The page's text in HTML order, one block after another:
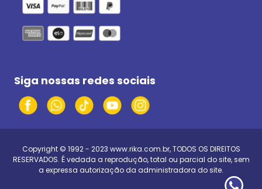
Siga nossas redes sociais
Copyright © 1992 - 2023 www.rika.com.br, TODOS OS DIREITOS
RESERVADOS. É vedada a reprodução, total ou parcial do site, sem
a expressa autorização da administradora do site.